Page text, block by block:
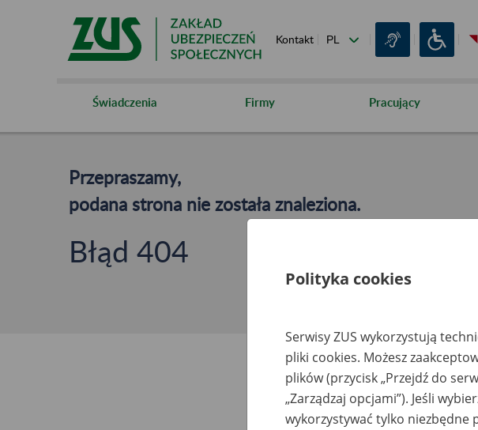
Kontakt
Świadczenia Firmy Pracujący
Przepraszamy,
podana strona nie została znaleziona.
Błąd 404
Polityka cookies
Serwisy ZUS wykorzystują
pliki cookies. Możesz
plików (przycisk „Przejdź do
„Zarządzaj opcjami”). Jeśli
wykorzystywać tylko niezbędne